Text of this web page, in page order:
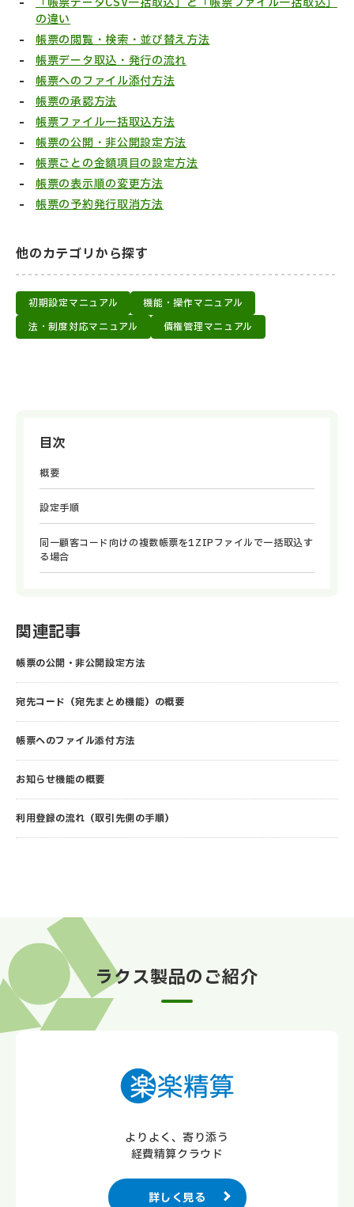
の違い
帳票の閲覧・検索・並び替え方法
帳票データ取込・発行の流れ
帳票へのファイル添付方法
帳票の承認方法
帳票ファイル一括取込方法
帳票の公開・非公開設定方法
帳票ごとの金額項目の設定方法
帳票の表示順の変更方法
帳票の予約発行取消方法
他のカテゴリから探す
初期設定マニュアル
機能・操作マニュアル
法・制度対応マニュアル
債権管理マニュアル
目次
概要
設定手順
同一顧客コード向けの複数帳票を1ZIPファイルで一括取込す
る場合
関連記事
帳票の公開・非公開設定方法
宛先コード（宛先まとめ機能）の概要
帳票へのファイル添付方法
お知らせ機能の概要
利用登録の流れ（取引先側の手順）
ラクス製品のご紹介
よりよく、寄り添う
経費精算クラウド
詳しく見る